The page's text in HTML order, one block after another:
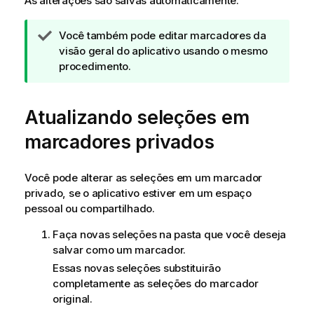
N
o
t
e
d
i
a
Você também pode editar marcadores da
visão geral do aplicativo usando o mesmo
procedimento.
Atualizando seleções em
marcadores privados
Você pode alterar as seleções em um marcador
privado, se o aplicativo estiver em um espaço
pessoal ou compartilhado.
Faça novas seleções na pasta que você deseja
salvar como um marcador.
Essas novas seleções substituirão
completamente as seleções do marcador
original.